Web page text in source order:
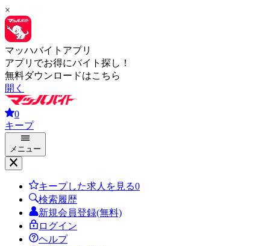
×
マッハバイトアプリ
アプリでお得にバイト探し！
無料ダウンロードはこちら
開く
0
キープ
メニュー
キープした求人を見る0
検索履歴
新規会員登録(無料)
ログイン
ヘルプ